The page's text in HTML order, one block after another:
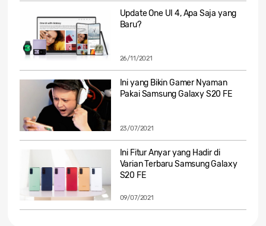
Update One UI 4, Apa Saja yang
Baru?
26/11/2021
Ini yang Bikin Gamer Nyaman
Pakai Samsung Galaxy S20 FE
23/07/2021
Ini Fitur Anyar yang Hadir di
Varian Terbaru Samsung Galaxy
S20 FE
09/07/2021